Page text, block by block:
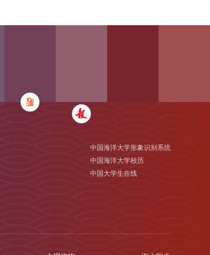
中国海洋大学形象识别系统
中国海洋大学校历
中国大学生在线